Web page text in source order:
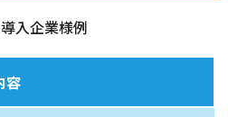
導入企業様例
容